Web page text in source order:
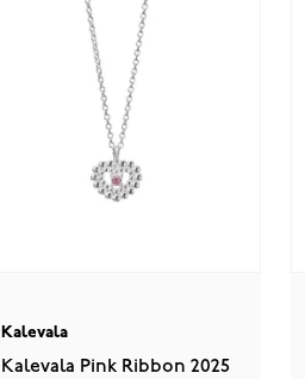
Kalevala
Kalevala Pink Ribbon 2025